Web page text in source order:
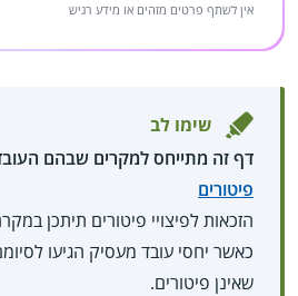
אין לשתף פרטים מזהים או מידע רגיש
שימו לב
דף זה מתייחס למקרים שבהם
פיטורים
הזכאות לפיצויי פיטורים תיתכן
כאשר יחסי עובד מעסיק הגיעו
שאינן פיטורים.